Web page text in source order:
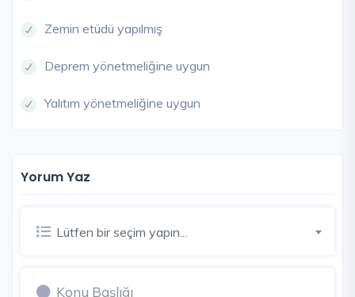
Zemin etüdü yapılmış
Deprem yönetmeliğine uygun
Yalıtım yönetmeliğine uygun
Yorum Yaz
Lütfen bir seçim yapın...